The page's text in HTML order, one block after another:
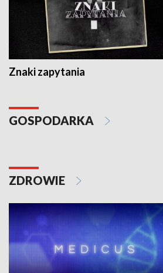
Znaki zapytania
GOSPODARKA
ZDROWIE